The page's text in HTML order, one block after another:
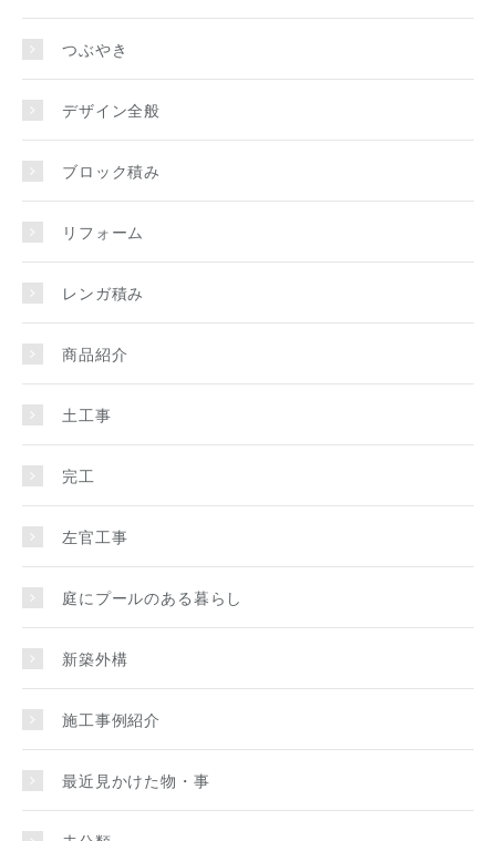
つぶやき
デザイン全般
ブロック積み
リフォーム
レンガ積み
商品紹介
土工事
完工
左官工事
庭にプールのある暮らし
新築外構
施工事例紹介
最近見かけた物・事